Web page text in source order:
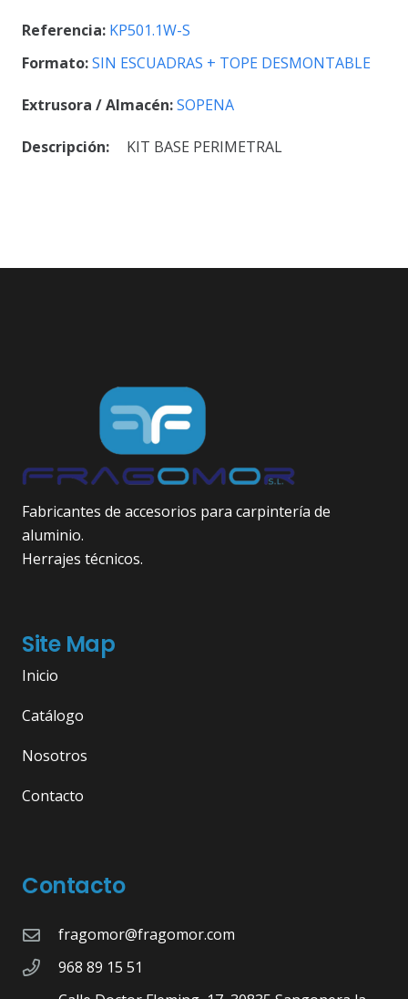
Referencia: KP501.1W-S
Formato:SIN ESCUADRAS + TOPE DESMONTABLE
Extrusora / Almacén:SOPENA
Descripción: KIT BASE PERIMETRAL
Fabricantes de accesorios para carpintería de
aluminio.
Herrajes técnicos.
Site Map
Inicio
Catálogo
Nosotros
Contacto
Contacto
fragomor@fragomor.com
968 89 15 51